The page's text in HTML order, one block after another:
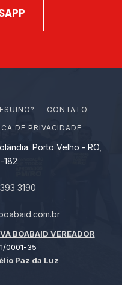
ES U I N O?
CONTATO
DE PRIVACIDADE
Porto Velho - RO,
182
3190
BOABAID VEREADOR
0001-35
Paz da Luz